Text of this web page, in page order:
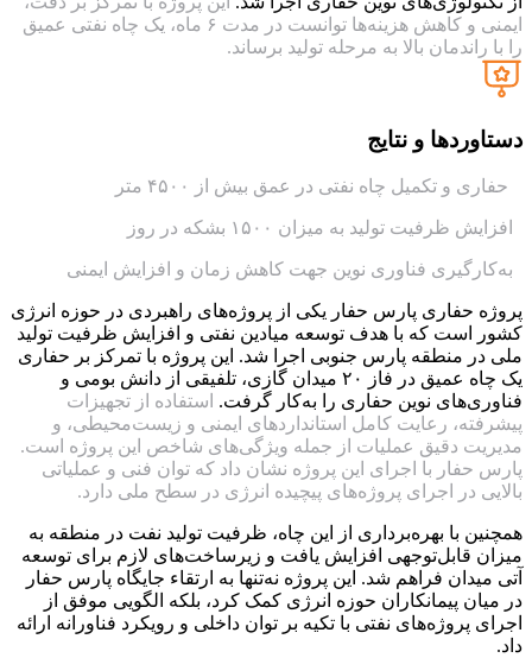
ایمنی و کاهش هزینه‌ها توانست در مدت ۶ ماه، یک چاه نفتی عمیق
را با راندمان بالا به مرحله تولید برساند.
دستاوردها و نتایج
حفاری و تکمیل چاه نفتی در عمق بیش از ۴۵۰۰ متر
افزایش ظرفیت تولید به میزان ۱۵۰۰ بشکه در روز
به‌کارگیری فناوری نوین جهت کاهش زمان و افزایش ایمنی
پروژه حفاری پارس حفار یکی از پروژه‌های راهبردی در حوزه انرژی
کشور است که با هدف توسعه میادین نفتی و افزایش ظرفیت تولید
ملی در منطقه پارس جنوبی اجرا شد. این پروژه با تمرکز بر حفاری
یک چاه عمیق در فاز ۲۰ میدان گازی، تلفیقی از دانش بومی و
فناوری‌های نوین حفاری را به‌کار گرفت. استفاده از تجهیزات
پیشرفته، رعایت کامل استانداردهای ایمنی و زیست‌محیطی، و
مدیریت دقیق عملیات از جمله ویژگی‌های شاخص این پروژه است.
پارس حفار با اجرای این پروژه نشان داد که توان فنی و عملیاتی
بالایی در اجرای پروژه‌های پیچیده انرژی در سطح ملی دارد.
همچنین با بهره‌برداری از این چاه، ظرفیت تولید نفت در منطقه به
میزان قابل‌توجهی افزایش یافت و زیرساخت‌های لازم برای توسعه
آتی میدان فراهم شد. این پروژه نه‌تنها به ارتقاء جایگاه پارس حفار
در میان پیمانکاران حوزه انرژی کمک کرد، بلکه الگویی موفق از
اجرای پروژه‌های نفتی با تکیه بر توان داخلی و رویکرد فناورانه ارائه
داد.